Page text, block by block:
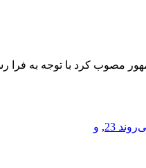
رئیس جمهور مصوب کرد با
23
, و